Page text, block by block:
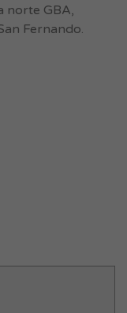
norte GBA,
Fernando.